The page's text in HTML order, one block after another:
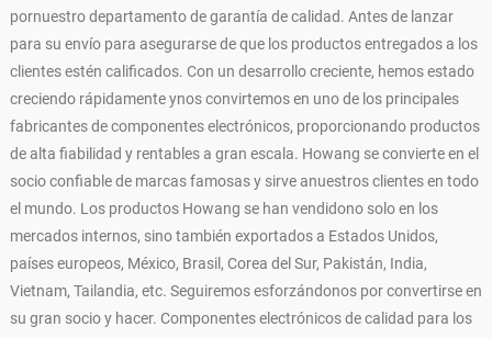
pornuestro departamento de garantía de calidad. Antes de lanzar
para su envío para asegurarse de que los productos entregados a los
clientes estén calificados. Con un desarrollo creciente, hemos estado
creciendo rápidamente ynos convirtemos en uno de los principales
fabricantes de componentes electrónicos, proporcionando productos
de alta fiabilidad y rentables a gran escala. Howang se convierte en el
socio confiable de marcas famosas y sirve anuestros clientes en todo
el mundo. Los productos Howang se han vendidono solo en los
mercados internos, sino también exportados a Estados Unidos,
países europeos, México, Brasil, Corea del Sur, Pakistán, India,
Vietnam, Tailandia, etc. Seguiremos esforzándonos por convertirse en
su gran socio y hacer. Componentes electrónicos de calidad para los